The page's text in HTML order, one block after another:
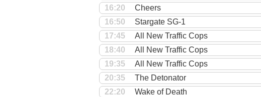
16:20
Cheers
16:50
Stargate SG-1
17:45
All New Traffic Cops
18:40
All New Traffic Cops
19:35
All New Traffic Cops
20:35
The Detonator
22:20
Wake of Death